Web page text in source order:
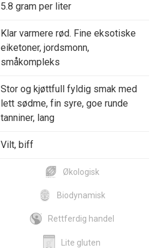
5.8 gram per liter
Klar varmere rød. Fine eksotiske
eiketoner, jordsmonn,
småkompleks
Stor og kjøttfull fyldig smak med
lett sødme, fin syre, goe runde
tanniner, lang
Vilt, biff
Økologisk
Biodynamisk
Rettferdig handel
Lite gluten